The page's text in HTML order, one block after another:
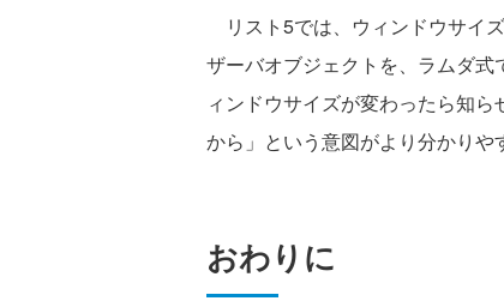
リスト5では、ウィンドウサイ
ザーバオブジェクトを、ラムダ式
ィンドウサイズが変わったら知ら
から」という意図がより分かりや
おわりに